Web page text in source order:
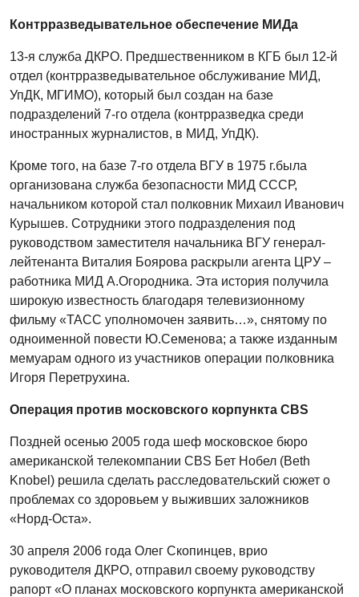
Контрразведывательное обеспечение МИДа
13-я служба ДКРО. Предшественником в КГБ был 12-й
отдел (контрразведывательное обслуживание МИД,
УпДК, МГИМО), который был создан на базе
подразделений 7-го отдела (контрразведка среди
иностранных журналистов, в МИД, УпДК).
Кроме того, на базе 7-го отдела ВГУ в 1975 г.была
организована служба безопасности МИД СССР,
начальником которой стал полковник Михаил Иванович
Курышев. Сотрудники этого подразделения под
руководством заместителя начальника ВГУ генерал-
лейтенанта Виталия Боярова раскрыли агента ЦРУ –
работника МИД А.Огородника. Эта история получила
широкую известность благодаря телевизионному
фильму «ТАСС уполномочен заявить…», снятому по
одноименной повести Ю.Семенова; а также изданным
мемуарам одного из участников операции полковника
Игоря Перетрухина.
Операция против московского корпункта CBS
Поздней осенью 2005 года шеф московское бюро
американской телекомпании CBS Бет Нобел (Beth
Knobel) решила сделать расследовательский сюжет о
проблемах со здоровьем у выживших заложников
«Норд-Оста».
30 апреля 2006 года Олег Скопинцев, врио
руководителя ДКРО, отправил своему руководству
рапорт «О планах московского корпункта американской